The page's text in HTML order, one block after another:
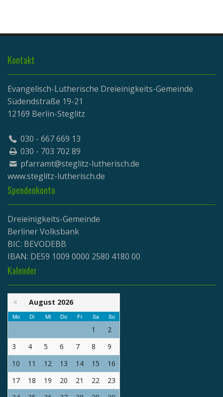
Kontakt
Evangelisch-Lutherische Dreieinigkeits-Gemeinde
Südendstraße 19-21
12169 Berlin-Steglitz
030 - 667 669 13
030 - 703 702 89
pfarramt@steglitz-lutherisch.de
www.steglitz-lutherisch.de
Spendenkonto
Dreieinigkeits-Gemeinde
Berliner Volksbank
BIC: BEVODEBB
IBAN: DE59 1009 0000 2580 4180 00
Kalender
< August 2026
Mo Di Mi Do Fr Sa So
1
2
3
4 5 6 7 8
9
10
11 12 13 14 15
16
17
18 19 20 21 22
23